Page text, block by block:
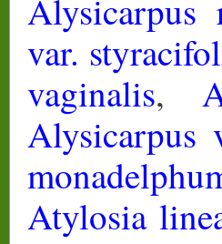
Alysicarpus
var.
vaginalis,
Alysicarpus
Atylosia